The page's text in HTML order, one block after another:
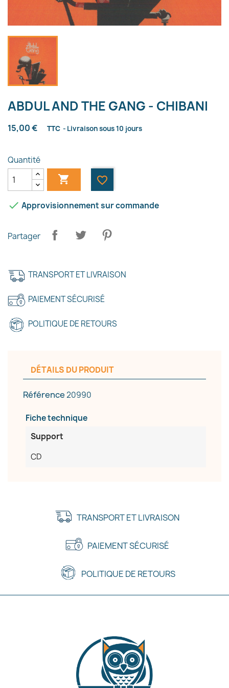
ABDUL AND THE GANG - CHIBANI
15,00 € TTC Livraison sous 10 jours
Quantité
 favorite_border
 Approvisionnement sur commande
Partager
TRANSPORT ET LIVRAISON
PAIEMENT SÉCURISÉ
POLITIQUE DE RETOURS
DÉTAILS DU PRODUIT
Référence20990
Fiche technique
Support
CD
Nom de la liste d'envies
TRANSPORT ET LIVRAISON
PAIEMENT SÉCURISÉ
POLITIQUE DE RETOURS